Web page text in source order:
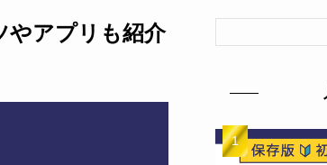
やアプリも紹介